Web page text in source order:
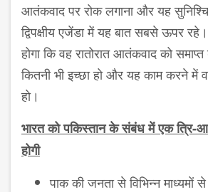
आतंकवाद पर रोक लगाना और यह
द्विपक्षीय एजेंडा में यह बात सबसे ऊपर
होगा कि वह रातोरात आतंकवाद को
कितनी भी इच्‍छा हो और यह काम करने में
हो।
भारत को पकिस्तान के संबंध में एक त्रि-
होगी
पाक की जनता से विभिन्न माध्यमों